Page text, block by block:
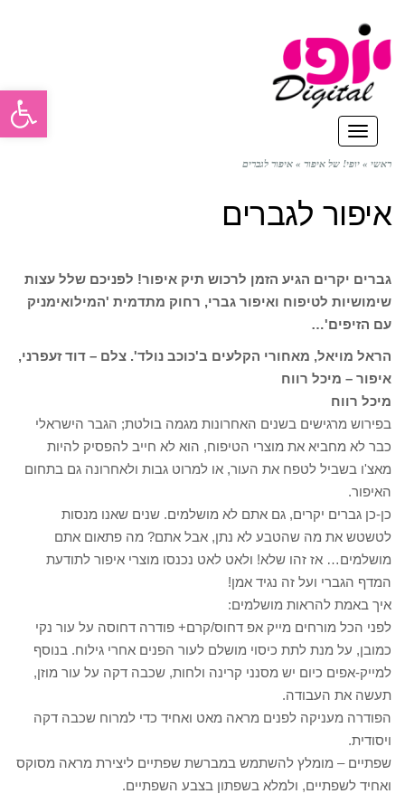
תפריט
ראשי » יופי! של איפור » איפור לגברים
איפור לגברים
גברים יקרים הגיע הזמן לרכוש תיק איפור! לפניכם שלל עצות
שימושיות לטיפוח ואיפור גברי, רחוק מתדמית 'המילואימניק
עם הזיפים'…
הראל מויאל, מאחורי הקלעים ב'כוכב נולד'. צלם – דוד זעפרני,
איפור – מיכל רווח
מיכל רווח
בפירוש מרגישים בשנים האחרונות מגמה בולטת; הגבר הישראלי
כבר לא מחביא את מוצרי הטיפוח, הוא לא חייב להפסיק להיות
מאצ'ו בשביל לטפח את העור, או למרוט גבות ולאחרונה גם בתחום
האיפור.
כן-כן גברים יקרים, גם אתם לא מושלמים. שנים שאנו מנסות
לטשטש את מה שהטבע לא נתן, אבל אתם? מה פתאום אתם
מושלמים… אז זהו שלא! ולאט לאט נכנסו מוצרי איפור לתודעת
המדף הגברי ועל זה נגיד אמן!
איך באמת להראות מושלמים:
לפני הכל מורחים מייק אפ דחוס/קרם+ פודרה דחוסה על עור נקי
כמובן, על מנת לתת כיסוי מושלם לעור הפנים אחרי גילוח. בנוסף
למייק-אפים כיום יש מסנני קרינה ולחות, שכבה דקה על עור מוזן,
תעשה את העבודה.
הפודרה מעניקה לפנים מראה מאט ואחיד כדי למרוח שכבה דקה
ויסודית.
שפתיים – מומלץ להשתמש במברשת שפתיים ליצירת מראה מסוקס
ואחיד לשפתיים, ולמלא בשפתון בצבע השפתיים.
פתח